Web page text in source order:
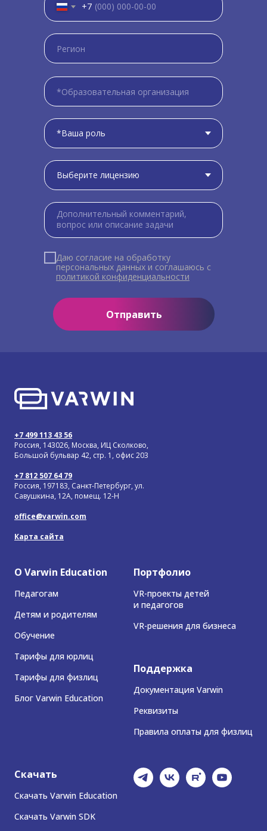
Даю согласие на обработку
персональных данных и соглашаюсь c
политикой конфиденциальности
+7
Отправить
+7 499 113 43 56
Россия, 143026, Москва, ИЦ Сколково,
Большой бульвар 42, стр. 1, офис 203
+7 812 507 64 79
Россия, 197183, Санкт-Петербург, ул.
Савушкина, 12А, помещ. 12-Н
office@varwin.com
Карта сайта
О Varwin Education
Педагогам
Детям и родителям
Обучение
Тарифы для юрлиц
Тарифы для физлиц
Блог Varwin Education
Портфолио
VR-проекты детей
и педагогов
VR-решения для бизнеса
Поддержка
Документация Varwin
Реквизиты
Правила оплаты для физлиц
Скачать
Скачать Varwin Education
Скачать Varwin SDK